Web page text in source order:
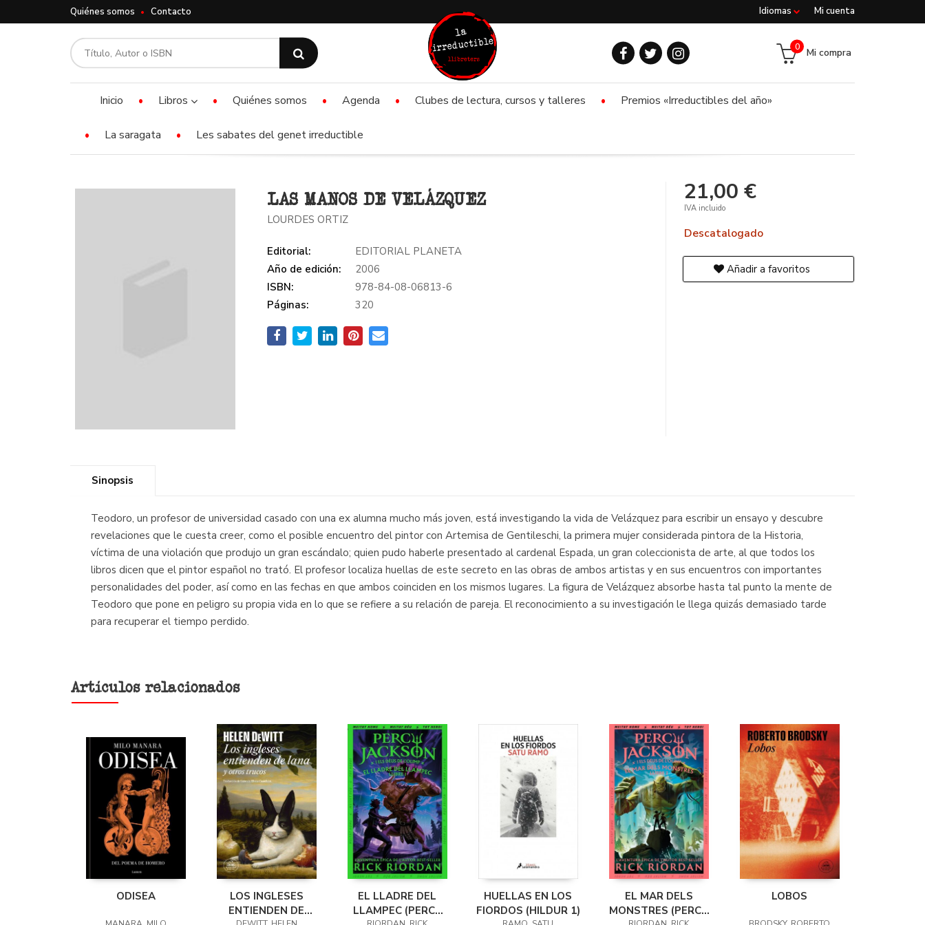
Mi cuenta
Idiomas
Quiénes somos Contacto
Mi compra
0
Inicio Libros Quiénes somos Agenda Clubes de lectura, cursos y talleres Premios «Irreductibles del año»
La saragata Les sabates del genet irreductible
LAS MANOS DE VELÁZQUEZ
LOURDES ORTIZ
Editorial:
EDITORIAL PLANETA
Año de edición:
2006
ISBN:
978-84-08-06813-6
Páginas:
320
21,00 €
IVA incluido
Descatalogado
Añadir a favoritos
Sinopsis
Teodoro, un profesor de universidad casado con una ex alumna mucho más joven, está investigando la vida de Velázquez para escribir un ensayo y descubre
revelaciones que le cuesta creer, como el posible encuentro del pintor con Artemisa de Gentileschi, la primera mujer considerada pintora de la Historia,
víctima de una violación que produjo un gran escándalo; quien pudo haberle presentado al cardenal Espada, un gran coleccionista de arte, al que todos los
libros dicen que el pintor español no trató. El profesor localiza huellas de este secreto en las obras de ambos artistas y en sus encuentros con importantes
personalidades del poder, así como en las fechas en que ambos coinciden en los mismos lugares. La figura de Velázquez absorbe hasta tal punto la mente de
Teodoro que pone en peligro su propia vida en lo que se refiere a su relación de pareja. El reconocimiento a su investigación le llega quizás demasiado tarde
para recuperar el tiempo perdido.
Artículos relacionados
ODISEA
LOS INGLESES
ENTIENDEN DE
EL LLADRE DEL
LLAMPEC (PERCY
HUELLAS EN LOS
FIORDOS (HILDUR 1)
EL MAR DELS
MONSTRES (PERCY
LOBOS